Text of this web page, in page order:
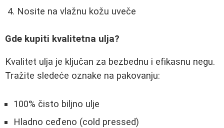
Nosite na vlažnu kožu uveče
Gde kupiti kvalitetna ulja?
Kvalitet ulja je ključan za bezbednu i efikasnu negu.
Tražite sledeće oznake na pakovanju:
100% čisto biljno ulje
Hladno ceđeno (cold pressed)